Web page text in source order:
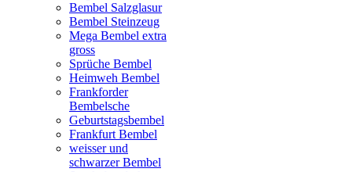
Bembel Salzglasur
Bembel Steinzeug
Mega Bembel extra
gross
Sprüche Bembel
Heimweh Bembel
Frankforder
Bembelsche
Geburtstagsbembel
Frankfurt Bembel
weisser und
schwarzer Bembel